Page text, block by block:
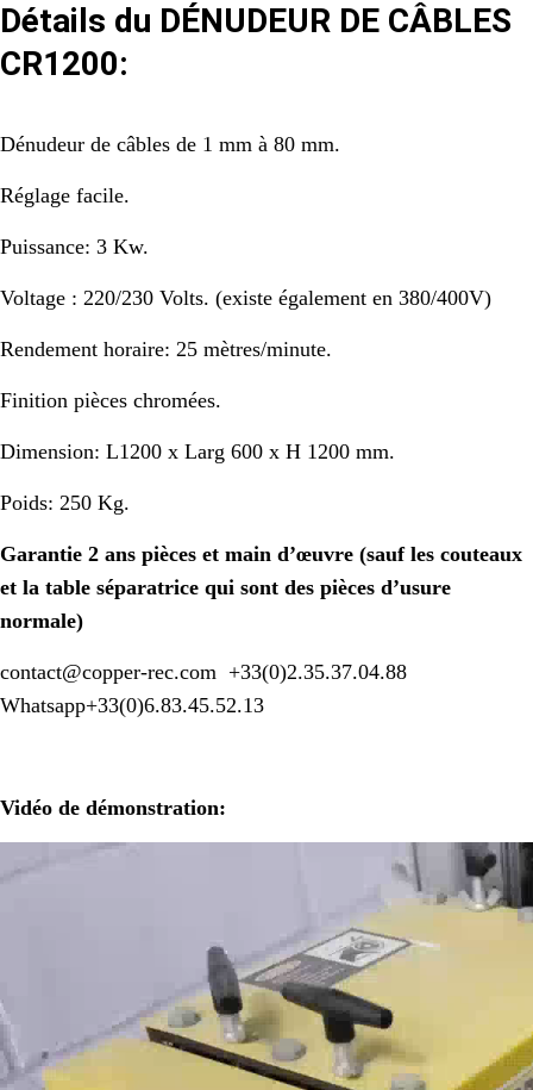
Détails du DÉNUDEUR DE CÂBLES
CR1200:
Dénudeur de câbles de 1 mm à 80 mm.
Réglage facile.
Puissance: 3 Kw.
Voltage : 220/230 Volts. (existe également en 380/400V)
Rendement horaire: 25 mètres/minute.
Finition pièces chromées.
Dimension: L1200 x Larg 600 x H 1200 mm.
Poids: 250 Kg.
Garantie 2 ans pièces et main d’œuvre (sauf les couteaux
et la table séparatrice qui sont des pièces d’usure
normale)
contact@copper-rec.com +33(0)2.35.37.04.88
Whatsapp+33(0)6.83.45.52.13
Vidéo de démonstration: